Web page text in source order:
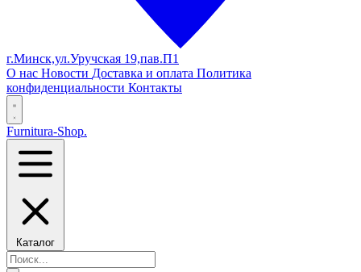
г.Минск,ул.Уручская 19,пав.П1
О нас Новости Доставка и оплата Политика
конфиденциальности Контакты
Furnitura-Shop.
Каталог